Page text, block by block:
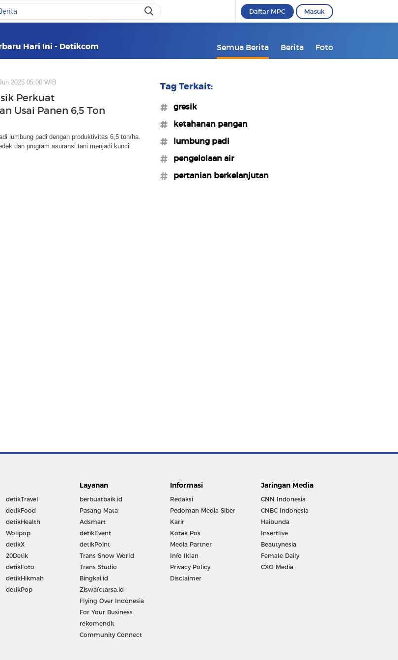
Daftar MPC Masuk
Hari Ini - Detikcom Semua Berita Berita Foto
2025 05:00 WIB
Perkuat
Usai Panen 6,5 Ton
lumbung padi dengan produktivitas 6,5 ton/ha.
dan program asuransi tani menjadi kunci.
Tag Terkait:
#gresik
#ketahanan pangan
#lumbung padi
#pengelolaan air
#pertanian berkelanjutan
detikTravel
detikFood
detikHealth
Wolipop
detikX
20Detik
detikFoto
detikHikmah
detikPop
Layanan
berbuatbaik.id
Pasang Mata
Adsmart
detikEvent
detikPoint
Trans Snow World
Trans Studio
Bingkai.id
Ziswafctarsa.id
Flying Over Indonesia
For Your Business
rekomendit
Community Connect
Informasi
Redaksi
Pedoman Media Siber
Karir
Kotak Pos
Media Partner
Info Iklan
Privacy Policy
Disclaimer
Jaringan Media
CNN Indonesia
CNBC Indonesia
Haibunda
Insertlive
Beautynesia
Female Daily
CXO Media